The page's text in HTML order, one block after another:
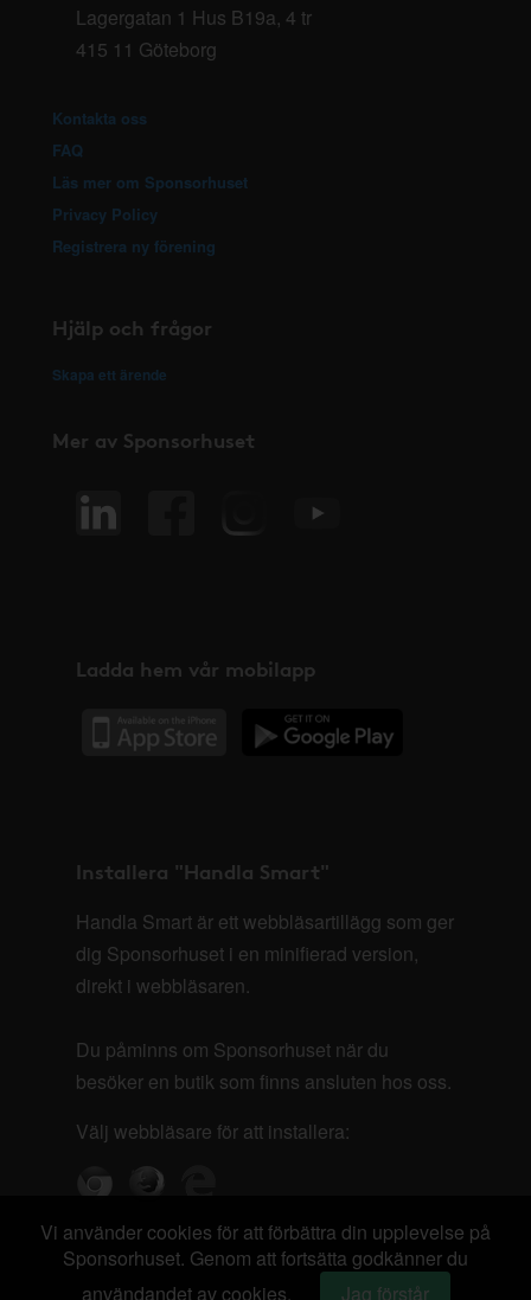
Lagergatan 1 Hus B19a, 4 tr
415 11 Göteborg
Kontakta oss
FAQ
Läs mer om Sponsorhuset
Privacy Policy
Registrera ny förening
Hjälp och frågor
Skapa ett ärende
Mer av Sponsorhuset
Ladda hem vår mobilapp
Installera "Handla Smart"
Handla Smart är ett webbläsartillägg som ger
dig Sponsorhuset i en minifierad version,
direkt i webbläsaren.
Du påminns om Sponsorhuset när du
besöker en butik som finns ansluten hos oss.
Välj webbläsare för att installera:
Vi använder cookies för att förbättra din upplevelse på
Sponsorhuset. Genom att fortsätta godkänner du
användandet av cookies.
Jag förstår